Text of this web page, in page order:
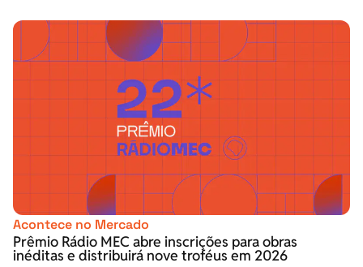
Acontece no Mercado
Prêmio Rádio MEC abre inscrições para obras
inéditas e distribuirá nove troféus em 2026